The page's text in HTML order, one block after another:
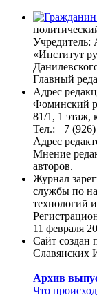
Учредитель:
«Институт
Главный
Адрес
Фоминский
81/1, 1 этаж,
Тел.: +7
Адрес
Мнение
авторов.
Журнал
службы по
технологий
11 февраля
Сайт создан
Славянских
Архив
Что